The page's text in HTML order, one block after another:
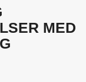
MED